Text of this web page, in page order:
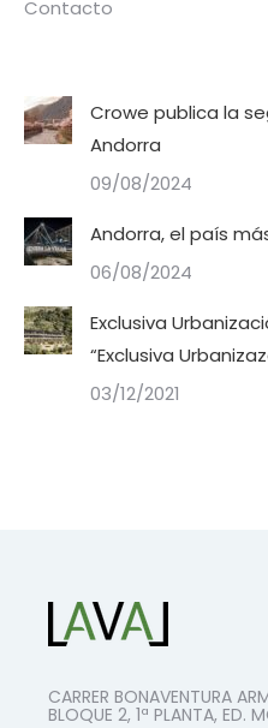
Contacto
Crowe publica la
Andorra
09/08/2024
Andorra, el país
06/08/2024
Exclusiva
“Exclusiva
03/12/2021
CARRER BONAVENTURA
BLOQUE 2, 1ª PLANTA, ED.